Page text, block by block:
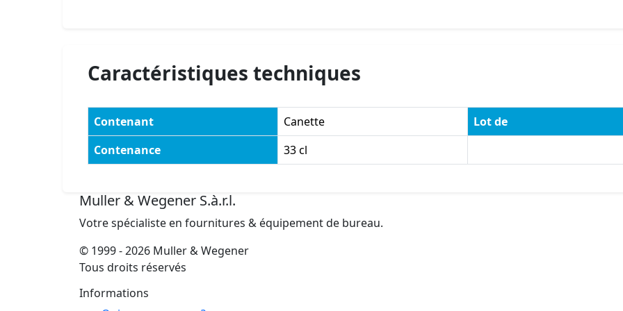
Caractéristiques techniques
Contenant Canette
Lot de
Contenance
33 cl
Muller & Wegener S.à.r.l.
Votre spécialiste en fournitures & équipement de bureau.
© 1999 - 2026 Muller & Wegener
Tous droits réservés
Informations